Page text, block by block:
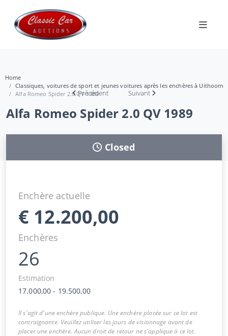
Home
Classiques, voitures de sport et jeunes voitures après les enchères à Uithoorn
Alfa Romeo Spider 2.0 QV 1989
Précédent Suivant
Alfa Romeo Spider 2.0 QV 1989
Closed
Enchère actuelle
€ 12.200,00
Enchères
26
Estimation
17.000,00 - 19.500,00
Il s'agit d'une enchère publique. Une enchère placée sur ce lot est
contraignante. Veuillez utiliser les jours de visionnage avant de
placer une enchère. Aucun droit de retour ne s'applique à ce lot.